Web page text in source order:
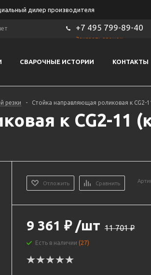
дилер производителя
+7 495 799-89-40
Заказать звонок
СВАРОЧНЫЕ ИСТОРИИ КОНТАКТЫ
резки - Стойка направляющая роликовая к CG2-
к CG2-11
Отложить Сравнить
9 361 ₽ /шт 11 701₽
Есть в наличии(27)